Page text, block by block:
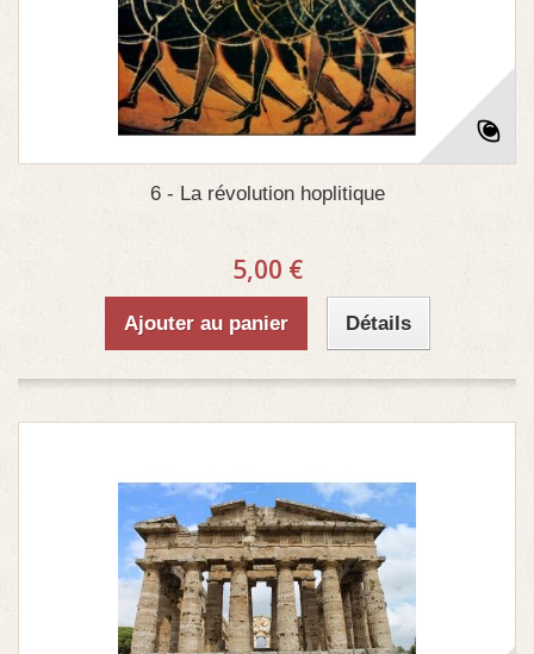
6 - La révolution hoplitique
5,00 €
Ajouter au panier Détails